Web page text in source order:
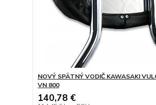
NOVÝ SPÄTNÝ VODIČ KAWASAKI
VN 800
140,78 €